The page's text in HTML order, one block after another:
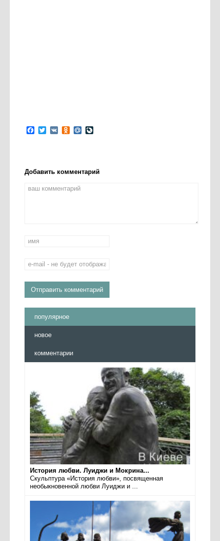
Facebook
Twitter
VK Odnoklassniki
Mail.Ru
Добавить комментарий
популярное
новое
комментарии
История любви. Луиджи и Мокрина...
Скульптура «История любви», посвященная
необыкновенной любви Луиджи и ...